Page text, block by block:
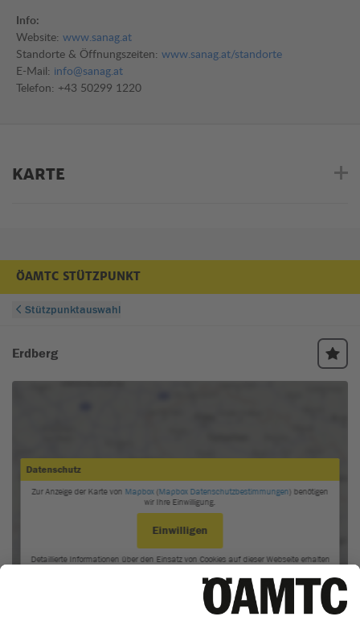
Info:
Website: www.sanag.at
Standorte & Öffnungszeiten: www.sanag.at/standorte
E-Mail: info@sanag.at
Telefon: +43 50299 1220
KARTE
ÖAMTC STÜTZPUNKT